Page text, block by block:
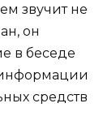
звучит не
он
в беседе
информации
средств